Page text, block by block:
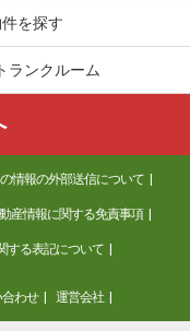
を探す
ランクルーム
情報の外部送信について
産情報に関する免責事項
する表記について
わせ 運営会社